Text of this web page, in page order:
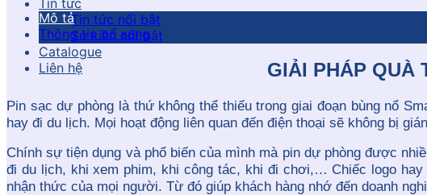
Tin tức
Tin tức nổi bật
Sự kiện nổi bật
Catalogue
Liên hệ
Mô tả
Thông tin bổ sung
GIẢI PHÁP QUÀ
Pin sạc dự phòng là thứ không thể thiếu trong giai đoạn bùng nổ
hay đi du lịch. Mọi hoạt động liên quan đến điện thoại sẽ không bị
Chính sự tiện dụng và phổ biến của mình mà pin dự phòng được
đi du lịch, khi xem phim, khi công tác, khi đi chơi,… Chiếc logo
nhận thức của mọi người. Từ đó giúp khách hàng nhớ đến doanh